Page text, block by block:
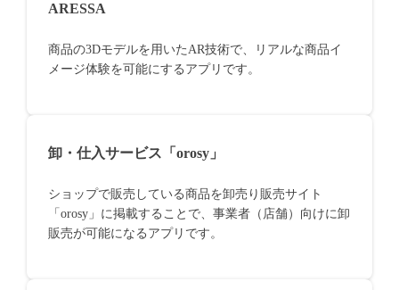
ARESSA
商品の3Dモデルを用いたAR技術で、リアルな商品イ
メージ体験を可能にするアプリです。
卸・仕入サービス「orosy」
ショップで販売している商品を卸売り販売サイト
「orosy」に掲載することで、事業者（店舗）向けに卸
販売が可能になるアプリです。